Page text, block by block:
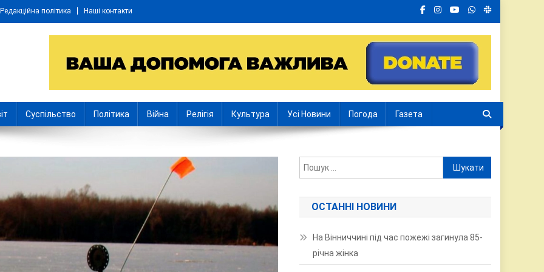
Редакційна політика Наші контакти
Суспільство Політика Війна Релігія Культура Усі Новини Погода Газета
Пошук:
ОСТАННІ НОВИНИ
На Вінниччині під час пожежі загинула 85-
річна жінка